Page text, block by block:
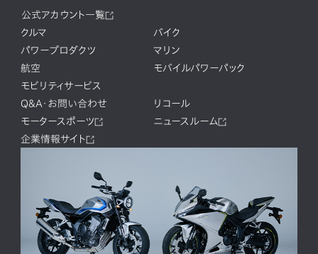
公式アカウント一覧
クルマ
バイク
パワープロダクツ
マリン
航空
モバイルパワーパック
モビリティサービス
Q&A・お問い合わせ
リコール
モータースポーツ
ニュースルーム
企業情報サイト